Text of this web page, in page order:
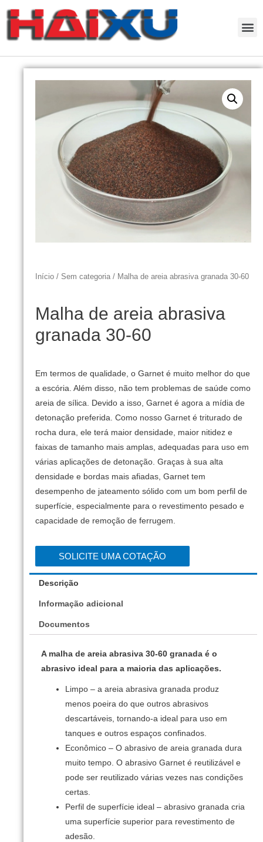
Início / Sem categoria / Malha de areia abrasiva granada 30-60
Malha de areia abrasiva
granada 30-60
Em termos de qualidade, o Garnet é muito melhor do que
a escória. Além disso, não tem problemas de saúde como
areia de sílica.
Devido a isso, Garnet é agora a mídia de
detonação preferida. Como nosso Garnet é triturado de
rocha dura, ele terá maior densidade, maior nitidez e
faixas de tamanho mais amplas, adequadas para uso em
várias aplicações de detonação. Graças à sua alta
densidade e bordas mais afiadas, Garnet tem
desempenho de jateamento sólido com um bom perfil de
superfície, especialmente para o revestimento pesado e
capacidade de remoção de ferrugem.
SOLICITE UMA COTAÇÃO
Descrição
Informação adicional
Documentos
A malha de areia abrasiva 30-60 granada é o
abrasivo ideal para a maioria das aplicações.
Limpo – a areia abrasiva granada produz
menos poeira do que outros abrasivos
descartáveis, tornando-a ideal para uso em
tanques e outros espaços confinados.
Econômico – O abrasivo de areia granada dura
muito tempo.O abrasivo Garnet é reutilizável e
pode ser reutilizado várias vezes nas condições
certas.
Perfil de superfície ideal – abrasivo granada cria
uma superfície superior para revestimento de
adesão.